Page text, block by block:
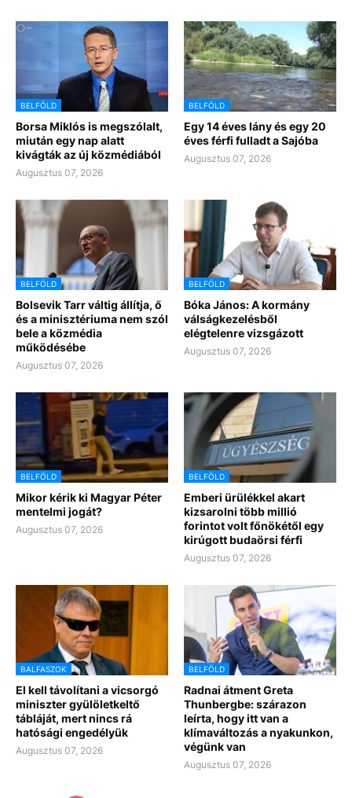
BELFÖLD
Borsa Miklós is megszólalt,
miután egy nap alatt
kivágták az új közmédiából
Augusztus 07, 2026
BELFÖLD
Egy 14 éves lány és egy 20
éves férfi fulladt a Sajóba
Augusztus 07, 2026
BELFÖLD
Bolsevik Tarr váltig állítja, ő
és a minisztériuma nem szól
bele a közmédia
működésébe
Augusztus 07, 2026
BELFÖLD
Bóka János: A kormány
válságkezelésből
elégtelenre vizsgázott
Augusztus 07, 2026
BELFÖLD
Mikor kérik ki Magyar Péter
mentelmi jogát?
Augusztus 07, 2026
BELFÖLD
Emberi ürülékkel akart
kizsarolni több millió
forintot volt főnökétől egy
kirúgott budaörsi férfi
Augusztus 07, 2026
BALFASZOK
El kell távolítani a vicsorgó
miniszter gyülöletkeltő
tábláját, mert nincs rá
hatósági engedélyük
Augusztus 07, 2026
BELFÖLD
Radnai átment Greta
Thunbergbe: szárazon
leírta, hogy itt van a
klímaváltozás a nyakunkon,
végünk van
Augusztus 07, 2026